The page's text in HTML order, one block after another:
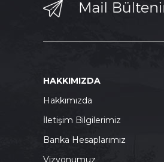
HAKKIMIZDA
Hakkımızda
İletişim Bilgilerimiz
Banka Hesaplarımız
Vizyonumuz